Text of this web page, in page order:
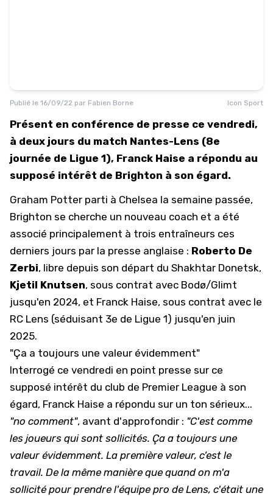
Publié le 16/09/22 par Fabien Borne Icon Sport
Présent en conférence de presse ce vendredi,
à deux jours du match Nantes-Lens (8e
journée de Ligue 1), Franck Haise a répondu au
supposé intérêt de Brighton à son égard.
Graham Potter parti à Chelsea la semaine passée,
Brighton se cherche un nouveau coach et a été
associé principalement à trois entraîneurs ces
derniers jours par la presse anglaise : Roberto De
Zerbi, libre depuis son départ du Shakhtar Donetsk,
Kjetil Knutsen, sous contrat avec Bodø/Glimt
jusqu'en 2024, et Franck Haise, sous contrat avec le
RC Lens (séduisant 3e de Ligue 1) jusqu'en juin
2025.
"Ça a toujours une valeur évidemment"
Interrogé ce vendredi en point presse sur ce
supposé intérêt du club de Premier League à son
égard, Franck Haise a répondu sur un ton sérieux...
"no comment", avant d'approfondir : "C'est comme
les joueurs qui sont sollicités. Ça a toujours une
valeur évidemment. La première valeur, c’est le
travail. De la même manière que quand on m'a
sollicité pour prendre l'équipe pro de Lens, c'était une